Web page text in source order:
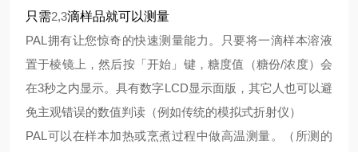
只需2,3滴样品就可以测量
PAL 拥有让您惊奇的快速测量能力。只要将一滴样本溶液
置于棱镜上，然后按「开始」键，糖度值（糖份/浓度）会
在3秒之内显示。具有数字LCD显示面版，其它人也可以避
免主观错误的数值判读（例如传统的模拟式折射仪）
PAL 可以在样本加热或烹煮过程中做高温测量。（所测的